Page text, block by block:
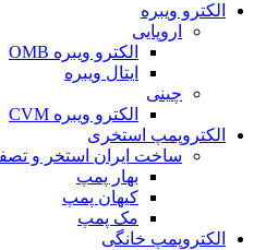
الکترو ویبره
اروپایی
الکترو ویبره OMB
ایتال ویبره
چینی
الکترو ویبره CVM
الکتروپمپ استخری
ساخت ایران استخر و
بهار پمپ
کیهان پمپ
مک پمپ
الکتروپمپ خانگی